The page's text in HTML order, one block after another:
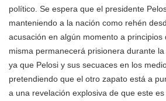
político. Se espera que el presidente
manteniendo a la nación como rehén
acusación en algún momento a principios
misma permanecerá prisionera durante
ya que Pelosi y sus secuaces en los
pretendiendo que el otro zapato está a
a una revelación explosiva de que este